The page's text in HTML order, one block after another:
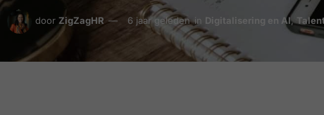
door ZigZagHR 6 jaar geleden in Digitalisering en AI,